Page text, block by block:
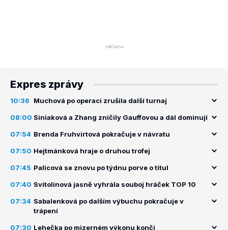
Expres zprávy
10:36 Muchová po operaci zrušila další turnaj
08:00 Siniaková a Zhang zničily Gauffovou a dál dominují
07:54 Brenda Fruhvirtová pokračuje v návratu
07:50 Hejtmánková hraje o druhou trofej
07:45 Palicová se znovu po týdnu porve o titul
07:40 Svitolinová jasně vyhrála souboj hráček TOP 10
07:34 Sabalenková po dalším výbuchu pokračuje v
trápení
07:30 Lehečka po mizerném výkonu končí